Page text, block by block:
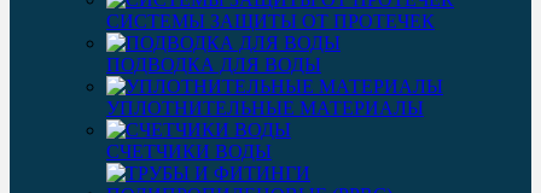
СИСТЕМЫ ЗАЩИТЫ ОТ ПРОТЕЧЕК
ПОДВОДКА ДЛЯ ВОДЫ
УПЛОТНИТЕЛЬНЫЕ МАТЕРИАЛЫ
СЧЕТЧИКИ ВОДЫ